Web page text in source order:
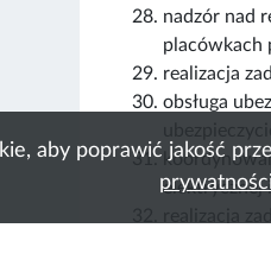
aby poprawić jakość
nadzór nad
placówkach
realizacja
obsługa
elektrycznej